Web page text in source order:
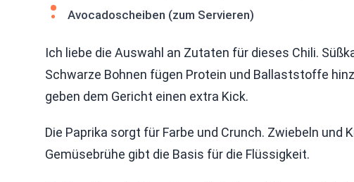
Avocadoscheiben (zum Servieren)
Ich liebe die Auswahl an Zutaten für dieses Chili.
Schwarze Bohnen fügen Protein und Ballaststoffe
geben dem Gericht einen extra Kick.
Die Paprika sorgt für Farbe und Crunch. Zwiebeln und
Gemüsebrühe gibt die Basis für die Flüssigkeit.